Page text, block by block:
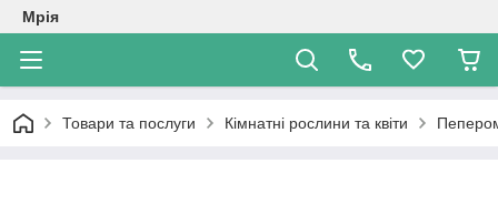
Мрія
Товари та послуги Кімнатні рослини та квіти